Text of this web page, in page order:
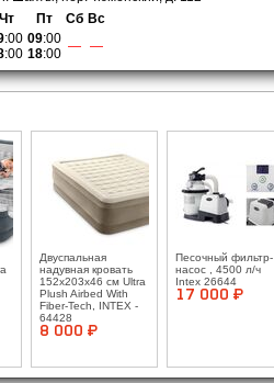
Чт Пт Сб Вс
:00
:00
09:00
18:00 — —
Двуспальная
надувная кровать
152х203х46 см Ultra
Plush Airbed With
Fiber-Tech, INTEX -
64428
8 000 ¤
Песочный фильтр-
насос , 4500 л/ч
Intex 26644
17 000 ¤